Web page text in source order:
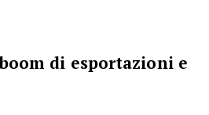
di esportazioni e